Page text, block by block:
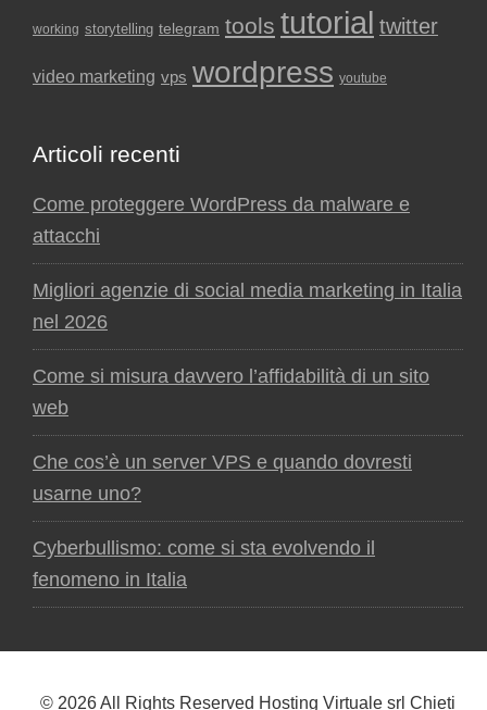
working storytelling telegram tools tutorial twitter
video marketing vps wordpress youtube
Articoli recenti
Come proteggere WordPress da malware e
attacchi
Migliori agenzie di social media marketing in Italia
nel 2026
Come si misura davvero l’affidabilità di un sito
web
Che cos’è un server VPS e quando dovresti
usarne uno?
Cyberbullismo: come si sta evolvendo il
fenomeno in Italia
© 2026 All Rights Reserved Hosting Virtuale srl Chieti